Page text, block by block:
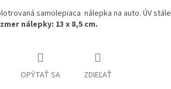
samolepiaca nálepka na auto. ÚV stále
nálepky: 13 x 8,5 cm.
OPÝTAŤ SA ZDIEĽAŤ